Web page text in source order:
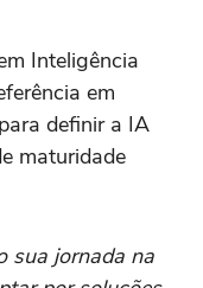
Inteligência
em
definir a IA
maturidade
sua jornada na